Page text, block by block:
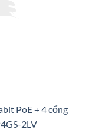
PoE + 4 cổng
2LV